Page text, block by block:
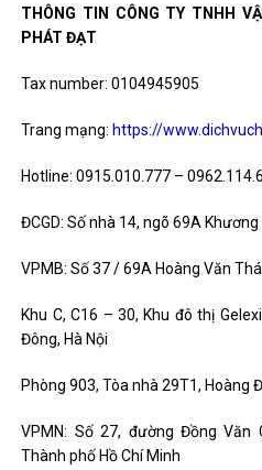
THÔNG TIN CÔNG TY TNHH
PHÁT ĐẠT
Tax number: 0104945905
Trang mạng: https://
Hotline: 0915.010.777 –
ĐCGD: Số nhà 14, ngõ 69A
VPMB: Số 37 / 69A Hoàng Văn
Khu C, C16 – 30, Khu đô thị
Đông, Hà Nội
Phòng 903, Tòa nhà 29T1, Hoàng
VPMN: Số 27, đường Đồng Văn
Thành phố Hồ Chí Minh